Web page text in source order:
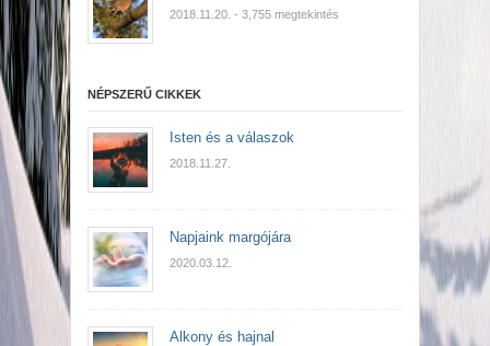
2018.11.20. - 3,755 megtekintés
NÉPSZERŰ CIKKEK
Isten és a válaszok
2018.11.27.
Napjaink margójára
2020.03.12.
Alkony és hajnal